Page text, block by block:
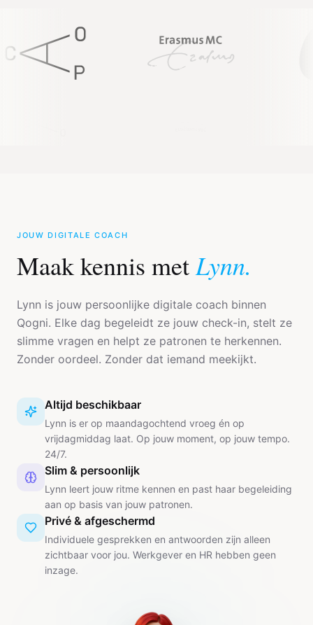
JOUW DIGITALE COACH
Maak kennis metLynn.
Lynn is jouw persoonlijke digitale coach binnen
Qogni. Elke dag begeleidt ze jouw check-in, stelt ze
slimme vragen en helpt ze patronen te herkennen.
Zonder oordeel. Zonder dat iemand meekijkt.
Altijd beschikbaar
Lynn is er op maandagochtend vroeg én op
vrijdagmiddag laat. Op jouw moment, op jouw tempo.
24/7.
Slim & persoonlijk
Lynn leert jouw ritme kennen en past haar begeleiding
aan op basis van jouw patronen.
Privé & afgeschermd
Individuele gesprekken en antwoorden zijn alleen
zichtbaar voor jou. Werkgever en HR hebben geen
inzage.